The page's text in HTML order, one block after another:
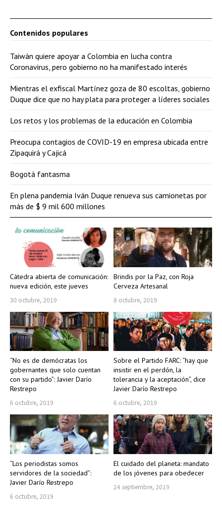
Cátedra abierta de comunicación:
nueva edición, este jueves
30 octubre, 2019
Brindis por la Paz, con Roja
Cerveza Artesanal
8 octubre, 2019
“No es de demócratas los
gobernantes que solo cuentan
con su partido”: Javier Darío
Restrepo
6 octubre, 2019
Sobre el Partido FARC: “hay que
insistir en el perdón, la
tolerancia y la aceptación”, dice
Javier Darío Restrepo
6 octubre, 2019
“Los periodistas somos
servidores de la sociedad”:
Javier Darío Restrepo
6 octubre, 2019
El cuidado del planeta: mandato
de los jóvenes para obedecer
24 septiembre, 2019
Contenidos populares
Taiwán quiere apoyar a Colombia en lucha contra
Coronavirus, pero gobierno no ha manifestado interés
Mientras el exfiscal Martínez goza de 80 escoltas, gobierno
Duque dice que no hay plata para proteger a líderes sociales
Los retos y los problemas de la educación en Colombia
Preocupa contagios de COVID-19 en empresa ubicada entre
Zipaquirá y Cajicá
Bogotá fantasma
En plena pandemia Iván Duque renueva sus camionetas por
más de $ 9 mil 600 millones